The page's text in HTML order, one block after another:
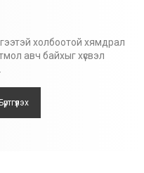
холбоотой хямдрал
авч байхыг хүсвэл